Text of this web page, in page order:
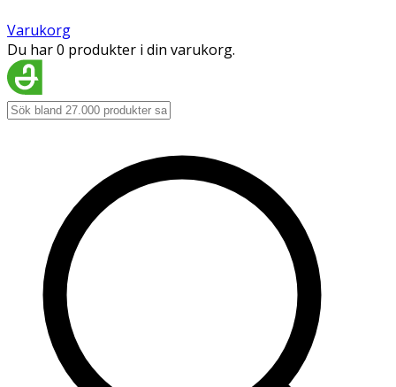
Varukorg
Du har 0 produkter i din varukorg.